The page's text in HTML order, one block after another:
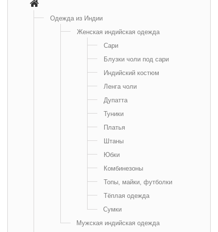
Одежда из Индии
Женская индийская одежда
Сари
Блузки чоли под сари
Индийский костюм
Ленга чоли
Дупатта
Туники
Платья
Штаны
Юбки
Комбинезоны
Топы, майки, футболки
Тёплая одежда
Сумки
Мужская индийская одежда